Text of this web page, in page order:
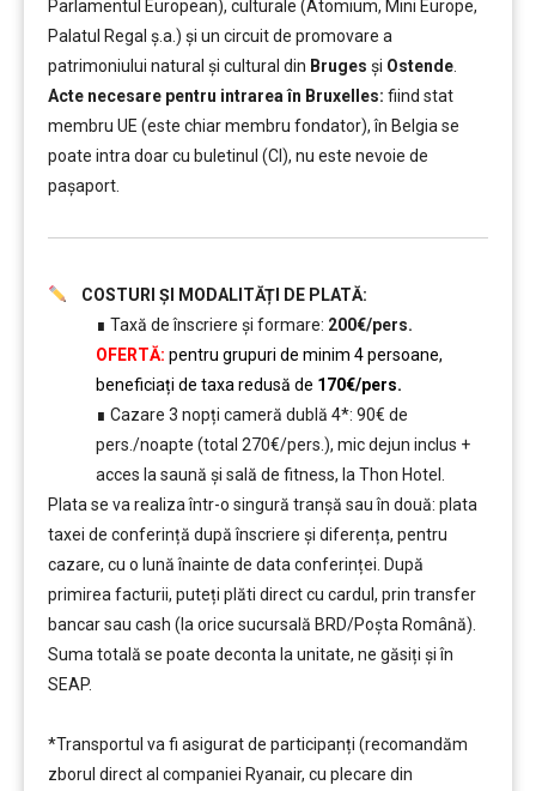
Parlamentul European), culturale (Atomium, Mini Europe,
Palatul Regal ș.a.) și un circuit de promovare a
patrimoniului natural și cultural din Bruges și Ostende
Acte necesare pentru intrarea în Bruxelles: fiind stat
membru UE (este chiar membru fondator), în Belgia se
poate intra doar cu buletinul (CI), nu este nevoie de
pașaport.
COSTURI ȘI MODALITĂȚI DE PLATĂ:
∎ Taxă de înscriere și formare: 200€/pers.
OFERTĂ: pentru grupuri de minim 4 persoane,
beneficiați de taxa redusă de 170€/pers.
∎ Cazare 3 nopți cameră dublă 4*: 90€ de
pers./noapte (total 270€/pers.), mic dejun inclus +
acces la saună și sală de fitness, la Thon Hotel.
Plata se va realiza într-o singură tranșă sau în două: plata
taxei de conferință după înscriere și diferența, pentru
cazare, cu o lună înainte de data conferinței. După
primirea facturii, puteți plăti direct cu cardul, prin transfer
bancar sau cash (la orice sucursală BRD/Poșta Română).
Suma totală se poate deconta la unitate, ne găsiți și în
SEAP.
*Transportul va fi asigurat de participanți (recomandăm
zborul direct al companiei Ryanair, cu plecare din